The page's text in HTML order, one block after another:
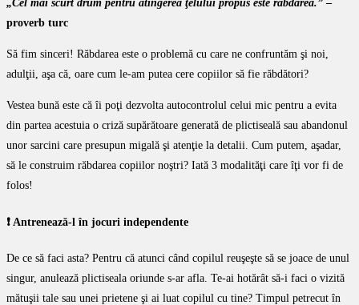
„Cel mai scurt drum pentru atingerea ţelului propus este răbdarea.” –
proverb turc
Să fim sinceri! Răbdarea este o problemă cu care ne confruntăm şi noi,
adulţii, aşa că, oare cum le-am putea cere copiilor să fie răbdători?
Vestea bună este că îi poţi dezvolta autocontrolul celui mic pentru a evita
din partea acestuia o criză supărătoare generată de plictiseală sau abandonul
unor sarcini care presupun migală şi atenţie la detalii. Cum putem, aşadar,
să le construim răbdarea copiilor noştri? Iată 3 modalităţi care îţi vor fi de
folos!
❗️ Antrenează-l în jocuri independente
De ce să faci asta? Pentru că atunci când copilul reuşeşte să se joace de unul
singur, anulează plictiseala oriunde s-ar afla. Te-ai hotărât să-i faci o vizită
mătuşii tale sau unei prietene şi ai luat copilul cu tine? Timpul petrecut în